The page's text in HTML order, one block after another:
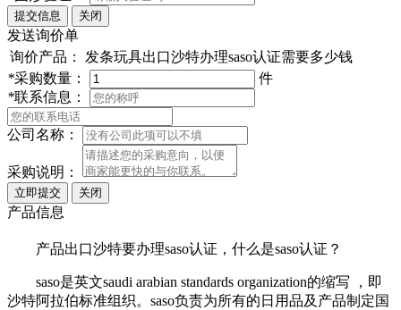
发送询价单
询价产品：
发条玩具出口沙特办理saso认证需要多少钱
*采购数量：
件
*联系信息：
公司名称：
采购说明：
产品信息
产品出口沙特要办理saso认证，什么是saso认证？
saso是英文saudi arabian standards organization的缩写 ，即
沙特阿拉伯标准组织。saso负责为所有的日用品及产品制定国